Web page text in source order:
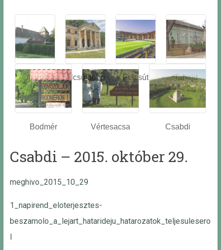
Óbarok
Alcsútdobo
z
Felcsút Tabajd
Bodmér Vértesacsa Csabdi
Csabdi – 2015. október 29.
meghivo_2015_10_29
1_napirend_eloterjesztes-
beszamolo_a_lejart_hatarideju_hatarozatok_teljesulesero